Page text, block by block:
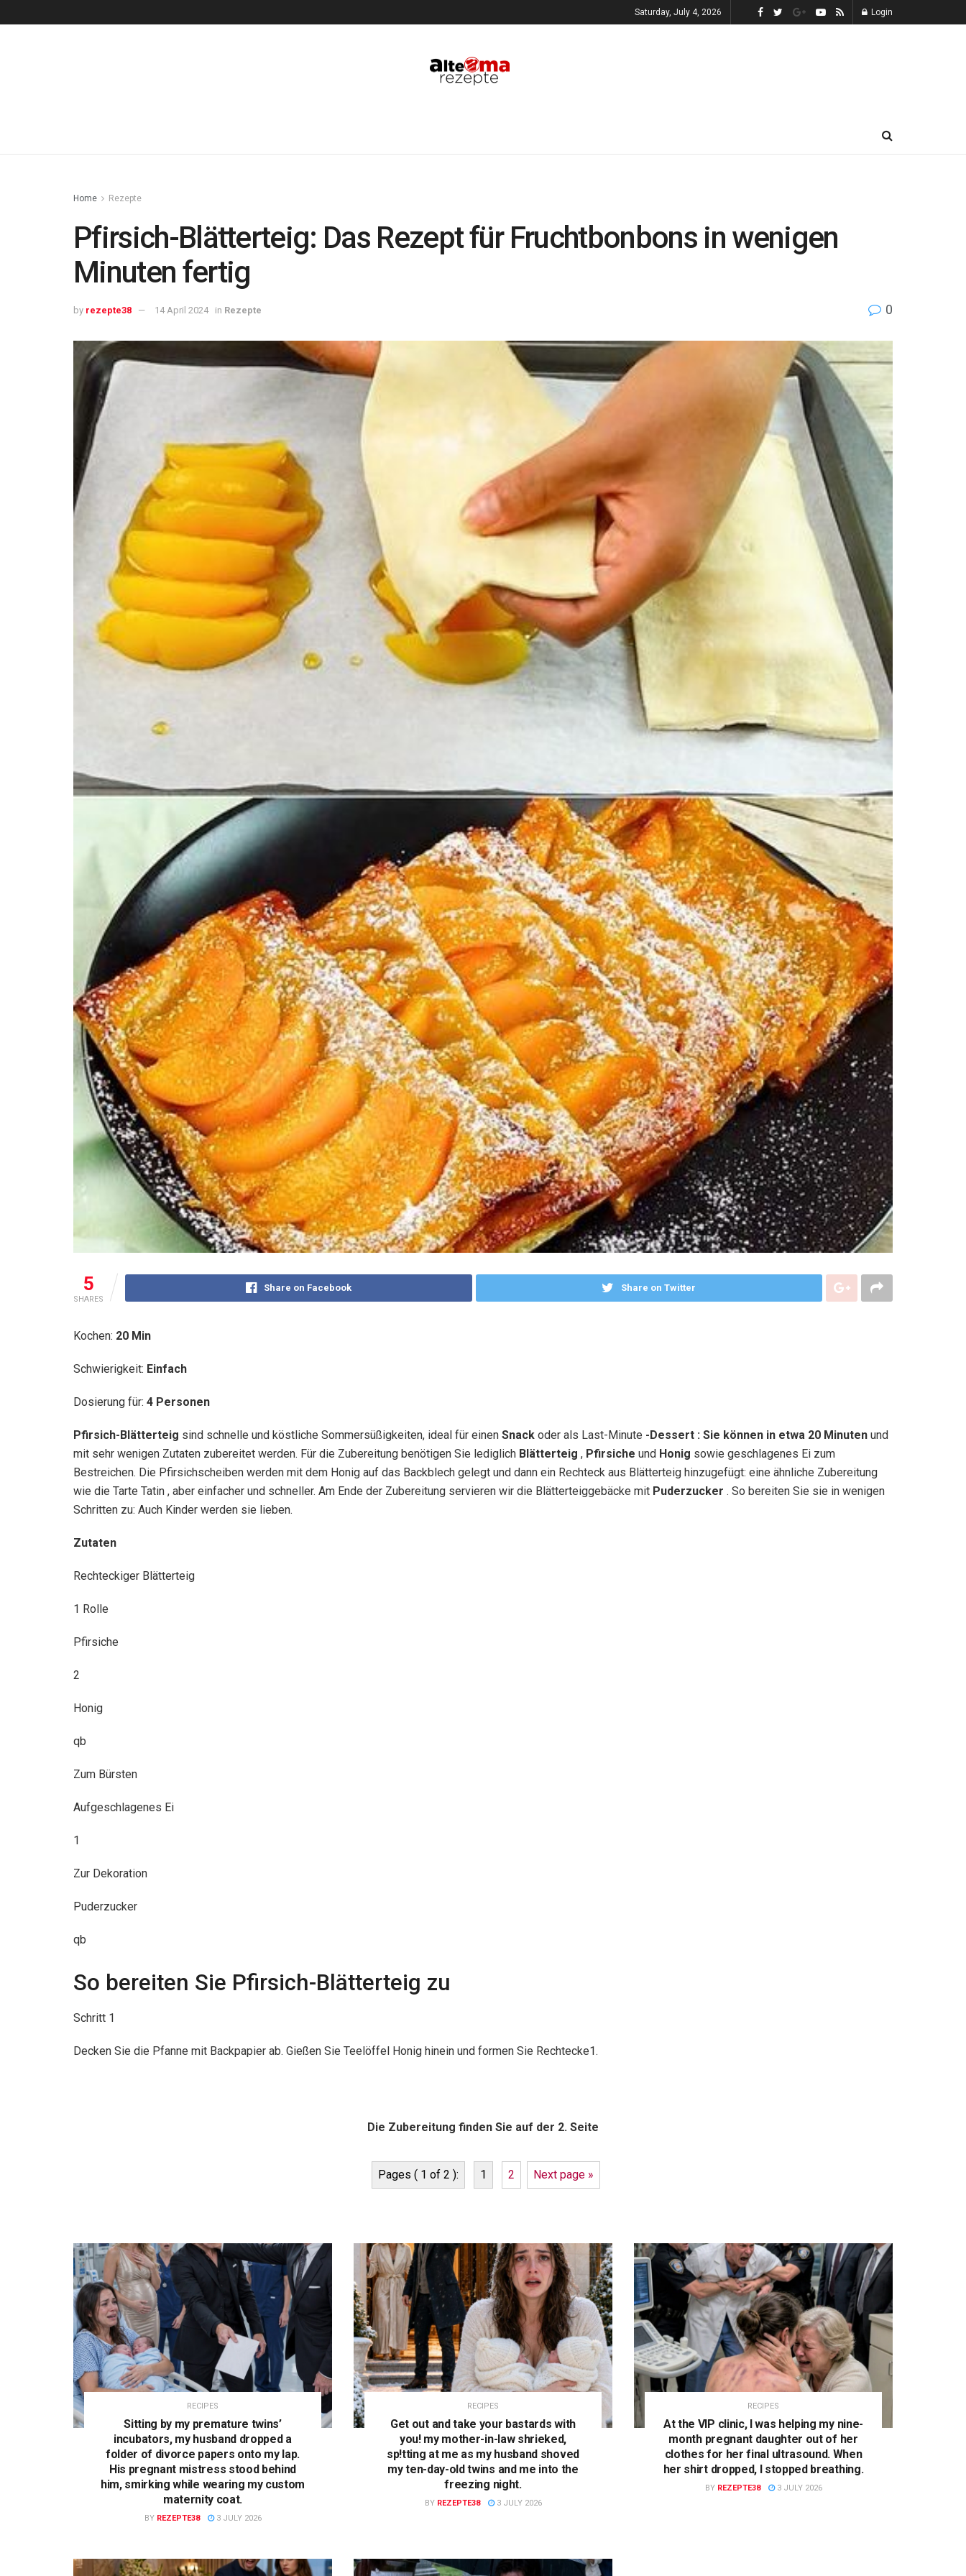
Saturday, July 4, 2026 Login
Home Rezepte
Pfirsich-Blätterteig: Das Rezept für Fruchtbonbons in wenigen
Minuten fertig
by rezepte38 14 April 2024 in Rezepte 0
5
SHARES
Share on Facebook Share on Twitter
Kochen: 20 Min
Schwierigkeit: Einfach
Dosierung für: 4 Personen
Pfirsich-Blätterteig sind schnelle und köstliche Sommersüßigkeiten, ideal für einen Snack oder als Last-Minute -Dessert : Sie können in etwa 20 Minuten und
mit sehr wenigen Zutaten zubereitet werden. Für die Zubereitung benötigen Sie lediglich Blätterteig , Pfirsiche und Honig sowie geschlagenes Ei zum
Bestreichen. Die Pfirsichscheiben werden mit dem Honig auf das Backblech gelegt und dann ein Rechteck aus Blätterteig hinzugefügt: eine ähnliche Zubereitung
wie die Tarte Tatin , aber einfacher und schneller. Am Ende der Zubereitung servieren wir die Blätterteiggebäcke mit Puderzucker . So bereiten Sie sie in wenigen
Schritten zu: Auch Kinder werden sie lieben.
Zutaten
Rechteckiger Blätterteig
1 Rolle
Pfirsiche
2
Honig
qb
Zum Bürsten
Aufgeschlagenes Ei
1
Zur Dekoration
Puderzucker
qb
So bereiten Sie Pfirsich-Blätterteig zu
Schritt 1
Decken Sie die Pfanne mit Backpapier ab. Gießen Sie Teelöffel Honig hinein und formen Sie Rechtecke1.
Die Zubereitung finden Sie auf der 2. Seite
Pages ( 1 of 2 ): 1 2 Next page »
RECIPES
Sitting by my premature twins’
incubators, my husband dropped a
folder of divorce papers onto my lap.
His pregnant mistress stood behind
him, smirking while wearing my custom
maternity coat.
BY REZEPTE38 3 JULY 2026
RECIPES
Get out and take your bastards with
you! my mother-in-law shrieked,
sp!tting at me as my husband shoved
my ten-day-old twins and me into the
freezing night.
BY REZEPTE38 3 JULY 2026
RECIPES
At the VIP clinic, I was helping my nine-
month pregnant daughter out of her
clothes for her final ultrasound. When
her shirt dropped, I stopped breathing.
BY REZEPTE38 3 JULY 2026